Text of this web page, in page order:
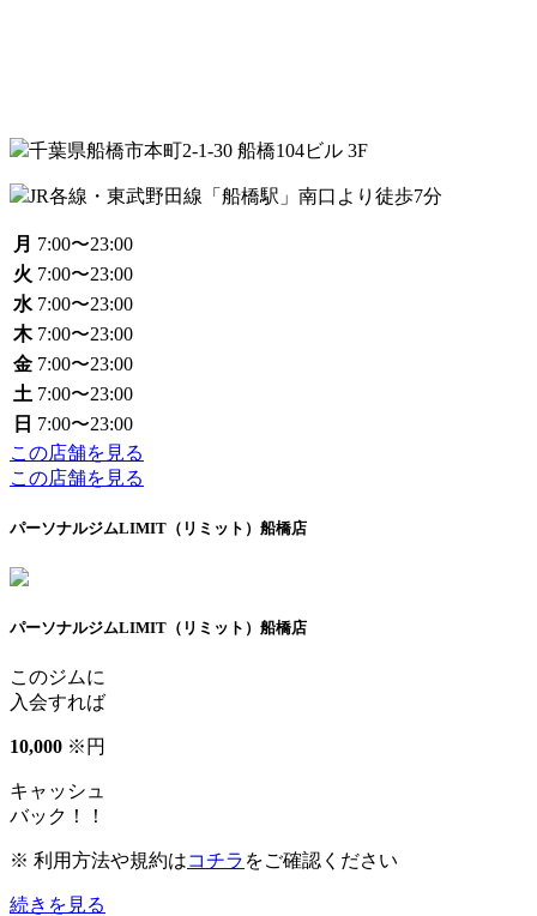
千葉県船橋市本町2-1-30 船橋104ビル 3F
JR各線・東武野田線「船橋駅」南口より徒歩7分
月 7:00〜23:00
火 7:00〜23:00
水 7:00〜23:00
木 7:00〜23:00
金 7:00〜23:00
土 7:00〜23:00
日 7:00〜23:00
この店舗を見る
この店舗を見る
パーソナルジムLIMIT（リミット）船橋店
パーソナルジムLIMIT（リミット）船橋店
このジムに
入会すれば
10,000 ※ 円
キャッシュ
バック！！
※ 利用方法や規約はコチラ をご確認ください
続きを見る